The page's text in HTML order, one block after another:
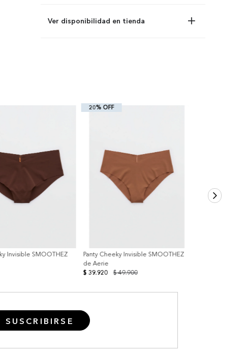
Ver disponibilidad en tienda
Invisible SMOOTHEZ
20% OFF
Panty Cheeky Invisible SMOOTHEZ
de Aerie
$ 49.900
$ 39.920
SUSCRIBIRSE